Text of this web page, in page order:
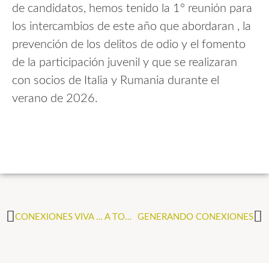
de candidatos, hemos tenido la 1º reunión para
los intercambios de este año que abordaran , la
prevención de los delitos de odio y el fomento
de la participación juvenil y que se realizaran
con socios de Italia y Rumania durante el
verano de 2026.
CONEXIONES VIVA … A TOPE GENERANDO CONEXIONES